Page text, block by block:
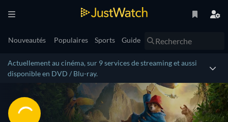
Nouveautés Populaires Sports Guide
Actuellement au cinéma, sur 9 services de streaming et aussi
disponible en DVD / Blu-ray.